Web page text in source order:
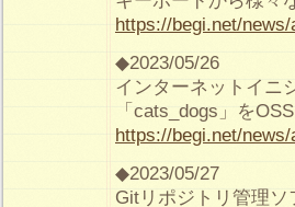
https://begi.net/
◆2023/05/26
インターネットイニ
「cats_dogs」を
https://begi.net/
◆2023/05/27
Gitリポジトリ管理